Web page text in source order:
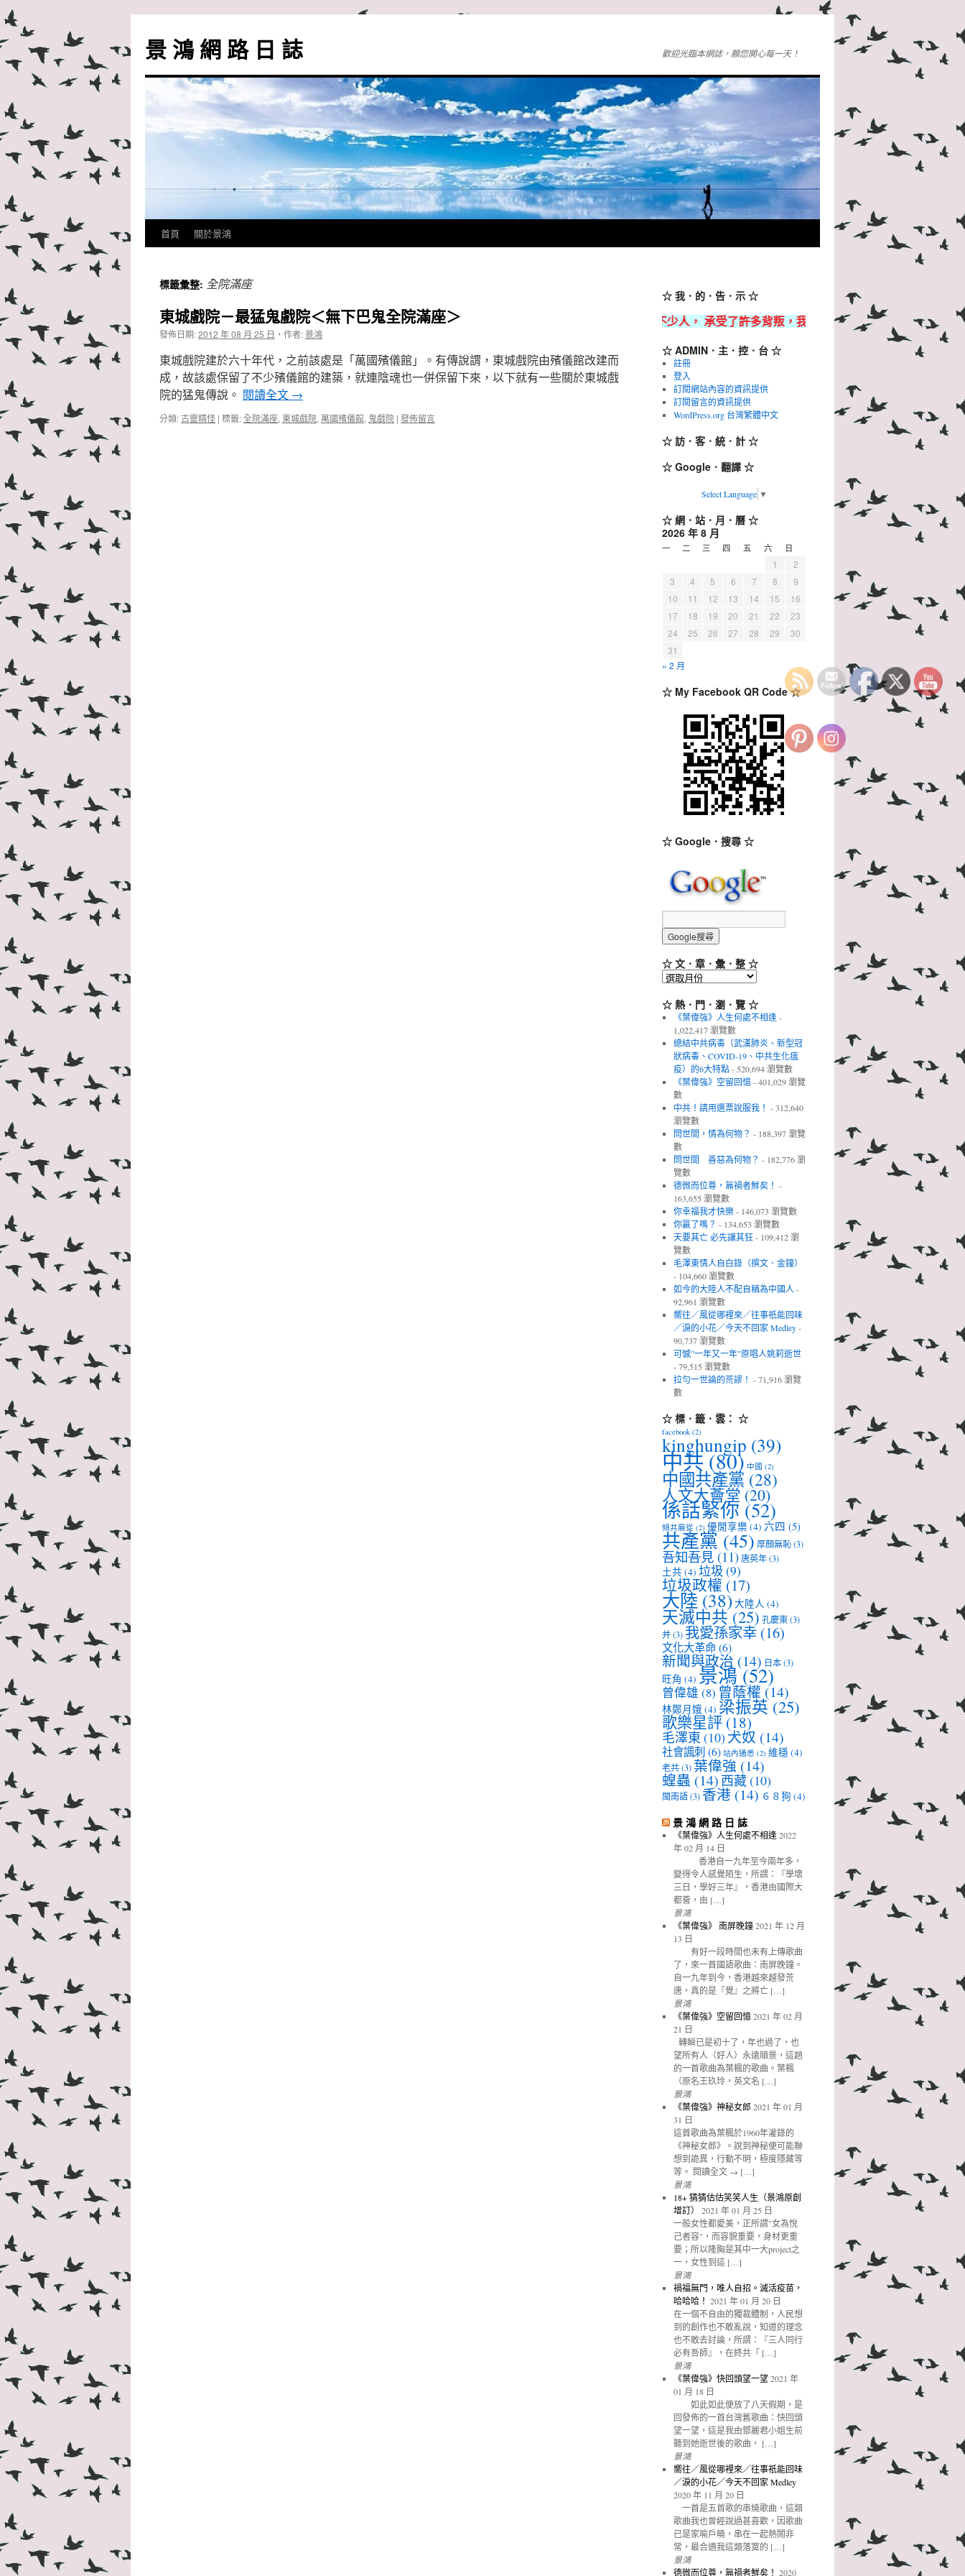
主
要
景 鴻 網 路 日 誌 歡迎光臨本網誌，願您開心每一天！
首頁 關於景鴻
標籤彙整: 全院滿座
東城戲院－最猛鬼戲院＜無下巴鬼全院滿座＞
發佈日期:2012 年 08 月 25 日 ， 作者:景鴻
東城戲院建於六十年代，之前該處是「萬國殯儀館」。有傳說謂，東城戲院由殯儀館改建而
成，故該處保留了不少殯儀館的建築，就連陰魂也一併保留下來，以下就有一些關於東城戲
院的猛鬼傳說。 閱讀全文 →
分類:古靈精怪 | 標籤:全院滿座, 東城戲院, 萬國殯儀館, 鬼戲院 | 發佈留言
☆ 我．的．告．示 ☆
★我一生中走錯了不少路，看錯了不少人， 承受了許多背叛，我落魄得狼狽不堪，但都無所謂，只要我
☆ ADMIN．主．控．台 ☆
註冊
登入
訂閱網站內容的資訊提供
訂閱留言的資訊提供
WordPress.org 台灣繁體中文
☆ 訪．客．統．計 ☆
☆ Google．翻譯 ☆
Select Language ▼
☆ 網．站．月．曆 ☆
2026 年 8 月
一 二 三 四 五 六 日
1
2
3
4 5 6 7 8
9
10
11 12 13 14 15
16
17
18 19 20 21 22
23
24
25 26 27 28 29
30
31
« 2 月
☆ My Facebook QR Code ☆
☆ Google．搜尋 ☆
☆ 文．章．彙．整 ☆
☆
章．
彙．
☆
☆ 熱．門．瀏．覽 ☆
《葉偉強》人生何處不相逢-
1,022,417 瀏覽數
總結中共病毒（武漢肺炎、新型冠
狀病毒、COVID-19、中共生化瘟
疫）的6大特點- 520,694 瀏覽數
《葉偉強》空留回憶- 401,029 瀏覽
數
中共！請用選票說服我！ - 312,640
瀏覽數
問世間，情為何物？ - 188,397 瀏覽
數
問世間 善惡為何物？ - 182,776 瀏
覽數
德微而位尊，無禍者鮮矣！ -
163,655 瀏覽數
你幸福我才快樂- 146,073 瀏覽數
你贏了嗎？ - 134,653 瀏覽數
天要其亡 必先讓其狂- 109,412 瀏
覽數
毛澤東情人自白錄（撰文．金鐘）
- 104,660 瀏覽數
如今的大陸人不配自稱為中國人-
92,961 瀏覽數
嚮往／風從哪裡來／往事祇能回味
／淚的小花／今天不回家 Medley-
90,737 瀏覽數
可憾”一年又一年”原唱人姚莉逝世
- 79,515 瀏覽數
拉勻一世論的荒謬！ - 71,916 瀏覽
數
☆ 標．籤．雲： ☆
facebook (2)
kinghungip (39)
中共(80) 中國 (2)
中國共產黨 (28)
人文大薈堂(20)
係話緊你(52)
傾共扈從 (2) 優閒享樂 (4) 六四 (5)
共產黨 (45) 厚顏無恥(3)
吾知吾見 (11)唐英年(3)
土共 (4) 垃圾 (9)
垃圾政權 (17)
大陸(38)大陸人 (4)
天滅中共(25) 孔慶東(3)
并(3) 我愛孫家幸 (16)
文化大革命 (6)
新聞與政治 (14) 日本(3)
旺角 (4) 景鴻(52)
曾偉雄 (8) 曾蔭權 (14)
林鄭月娥 (4) 梁振英(25)
歌樂星評 (18)
毛澤東 (10) 犬奴 (14)
社會諷刺 (6) 站內通悉 (2) 維穩 (4)
老共(3) 葉偉強 (14)
蝗蟲 (14) 西藏(10)
閩南語(3) 香港 (14) ６８狗 (4)
景 鴻 網 路 日 誌
《葉偉強》人生何處不相逢 2022
年 02 月 14 日
香港自一九年至今兩年多，
變得令人感覺陌生，所謂：『學壞
三日，學好三年』，香港由國際大
都薈，由 […]
景鴻
《葉偉強》 南屏晚鐘 2021 年 12 月
13 日
有好一段時間也未有上傳歌曲
了，來一首國語歌曲：南屏晚鐘。
自一九年到今，香港越來越發荒
唐，真的是『覺』之將亡 […]
景鴻
《葉偉強》空留回憶 2021 年 02 月
21 日
轉瞬已是初十了，年也過了，也
望所有人（好人）永遠順景，這趟
的一首歌曲為葉楓的歌曲。葉楓
（原名王玖玲，英文名 […]
景鴻
《葉偉強》神秘女郎 2021 年 01 月
31 日
這首歌曲為葉楓於1960年灌錄的
《神秘女郎》。說到神秘便可能聯
想到詭異，行動不明，極度隱藏等
等。 閱讀全文 → […]
景鴻
18+ 猜猜估估笑笑人生（景鴻原創
增訂）
2021 年 01 月 25 日
一般女性都愛美，正所謂"女為悅
己者容"，而容貌重要，身材更重
要；所以隆胸是其中一大project之
一，女性到這 […]
景鴻
禍福無門，唯人自招。滅活疫苗，
哈哈哈！ 2021 年 01 月 20 日
在一個不自由的獨裁體制，人民想
到的創作也不敢亂說，知道的理念
也不敢去討論，所謂：『三人同行
必有吾師』，在終共「 […]
景鴻
《葉偉強》快回頭望一望 2021 年
01 月 18 日
如此如此便放了八天假期，是
回發佈的一首台灣舊歌曲：快回頭
望一望，這是我由鄧麗君小姐生前
聽到她逝世後的歌曲， […]
景鴻
嚮往／風從哪裡來／往事祇能回味
／淚的小花／今天不回家 Medley
2020 年 11 月 20 日
一首是五首歌的串燒歌曲，這類
歌曲我也曾經說過甚喜歡，因歌曲
已是家喻戶曉，串在一起熱鬧非
常，最合適我這類落寞的 […]
景鴻
德微而位尊，無禍者鮮矣！ 2020